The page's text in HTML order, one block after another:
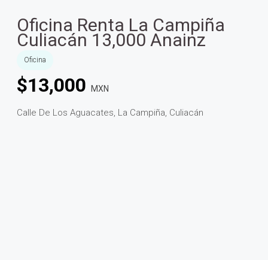
Oficina Renta La Campiña
Culiacán 13,000 Anainz
Oficina
$13,000 MXN
Calle De Los Aguacates, La Campiña, Culiacán